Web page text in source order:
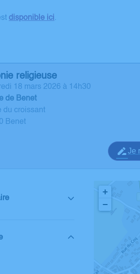
disponible ici .
religieuse
18 mars 2026 à 14h30
de Benet
du croissant
Benet
Je
+
−